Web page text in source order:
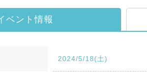
ベント情報
2024/5/18(土)